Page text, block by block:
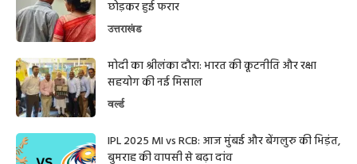
छोड़कर हुई फरार
उत्तराखंड
मोदी का श्रीलंका दौरा: भारत की कूटनीति और रक्षा
सहयोग की नई मिसाल
वर्ल्ड
IPL 2025 MI vs RCB: आज मुंबई और बेंगलुरु की भिड़ंत,
बुमराह की वापसी से बढ़ा दांव